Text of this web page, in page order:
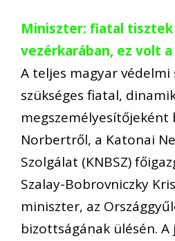
Miniszter: fiatal tisztek
vezérkarában, ez volt a
A teljes magyar
szükséges fiatal,
megszemélyesítőjeként
Norbertről, a Katonai
Szolgálat (KNBSZ)
Szalay-Bobrovniczky
miniszter, az
bizottságának ülésén.